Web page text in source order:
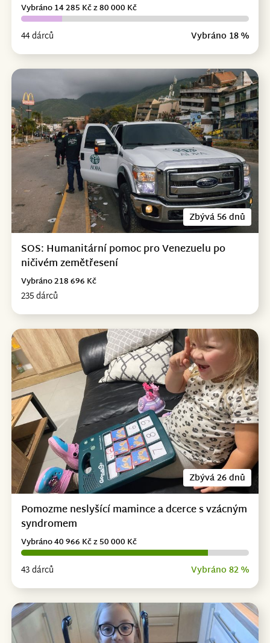
44 dárců Vybráno 18 %
Vybráno 14 285 Kč z 80 000 Kč
Zbývá 56 dnů
SOS: Humanitární pomoc pro Venezuelu po
ničivém zemětřesení
235 dárců
Vybráno 218 696 Kč
Zbývá 26 dnů
Pomozme neslyšící mamince a dcerce s vzácným
syndromem
43 dárců Vybráno 82 %
Vybráno 40 966 Kč z 50 000 Kč